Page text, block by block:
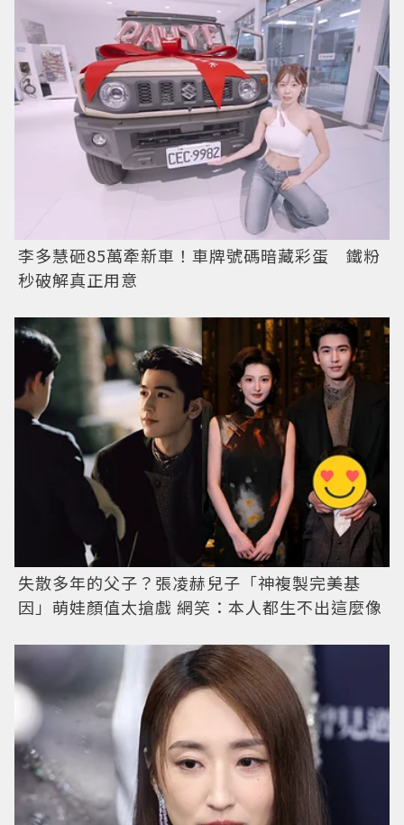
李多慧砸85萬牽新車！車牌號碼暗藏彩蛋 鐵粉
秒破解真正用意
失散多年的父子？張凌赫兒子「神複製完美基
因」萌娃顏值太搶戲 網笑：本人都生不出這麼像